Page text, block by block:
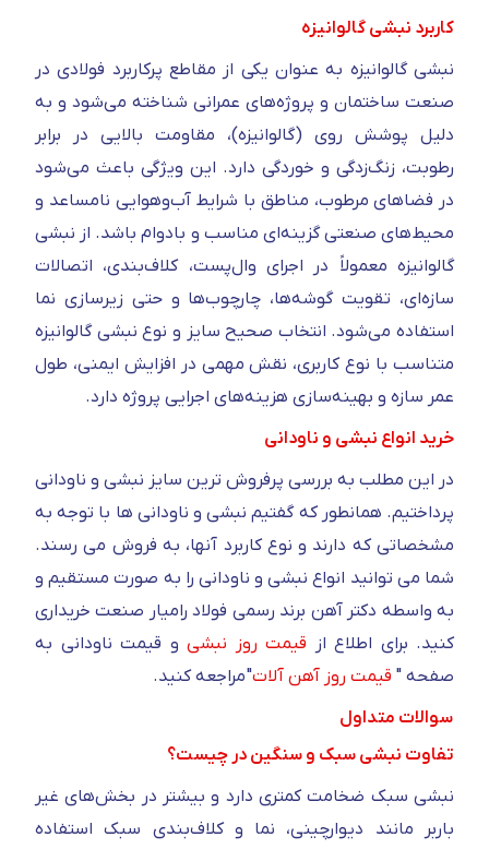
کاربرد نبشی گالوانیزه
نبشی گالوانیزه به‌ عنوان یکی از مقاطع پرکاربرد فولادی در
صنعت ساختمان و پروژه‌های عمرانی شناخته می‌شود و به
دلیل پوشش روی (گالوانیزه)، مقاومت بالایی در برابر
رطوبت، زنگ‌زدگی و خوردگی دارد. این ویژگی باعث می‌شود
در فضاهای مرطوب، مناطق با شرایط آب‌وهوایی نامساعد و
محیط‌های صنعتی گزینه‌ای مناسب و بادوام باشد. از نبشی
گالوانیزه معمولاً در اجرای وال‌پست، کلاف‌بندی، اتصالات
سازه‌ای، تقویت گوشه‌ها، چارچوب‌ها و حتی زیرسازی نما
استفاده می‌شود. انتخاب صحیح سایز و نوع نبشی گالوانیزه
متناسب با نوع کاربری، نقش مهمی در افزایش ایمنی، طول
عمر سازه و بهینه‌سازی هزینه‌های اجرایی پروژه دارد.
خرید انواع نبشی و ناودانی
در این مطلب به بررسی پرفروش ترین سایز نبشی و ناودانی
پرداختیم. همانطور که گفتیم نبشی و ناودانی ها با توجه به
مشخصاتی که دارند و نوع کاربرد آنها، به فروش می رسند.
شما می توانید انواع نبشی و ناودانی را به صورت مستقیم و
به واسطه دکتر آهن برند رسمی فولاد رامیار صنعت خریداری
کنید. برای اطلاع از قیمت روز نبشی و قیمت ناودانی به
صفحه " قیمت روز آهن آلات" مراجعه کنید.
سوالات متداول
تفاوت نبشی سبک و سنگین در چیست؟
نبشی سبک ضخامت کمتری دارد و بیشتر در بخش‌های غیر
باربر مانند دیوارچینی، نما و کلاف‌بندی سبک استفاده